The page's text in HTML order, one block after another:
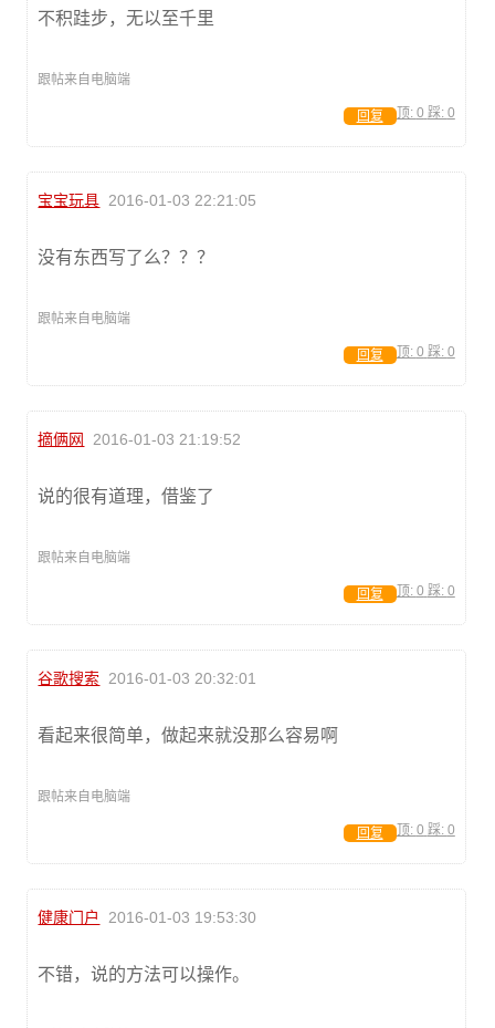
不积跬步，无以至千里
跟帖来自电脑端
顶: 0 踩: 0
回复
宝宝玩具 2016-01-03 22:21:05
没有东西写了么？？？
跟帖来自电脑端
顶: 0 踩: 0
回复
摘俩网 2016-01-03 21:19:52
说的很有道理，借鉴了
跟帖来自电脑端
顶: 0 踩: 0
回复
谷歌搜索 2016-01-03 20:32:01
看起来很简单，做起来就没那么容易啊
跟帖来自电脑端
顶: 0 踩: 0
回复
健康门户 2016-01-03 19:53:30
不错，说的方法可以操作。